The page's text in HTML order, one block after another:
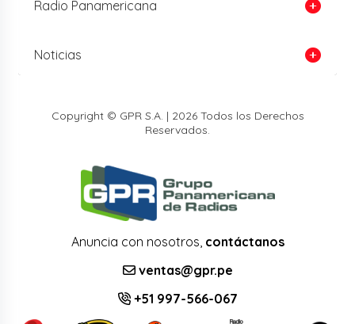
Radio Panamericana
Noticias
Copyright © GPR S.A. | 2026 Todos los Derechos
Reservados.
Anuncia con nosotros, contáctanos
ventas@gpr.pe
+51 997-566-067